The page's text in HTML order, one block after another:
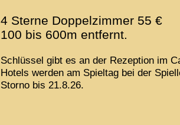
4 Sterne Doppelzimmer 55 €
100 bis 600m entfernt.
Schlüssel gibt es an der Rezeption im
Hotels werden am Spieltag bei der
Storno bis 21.8.26.